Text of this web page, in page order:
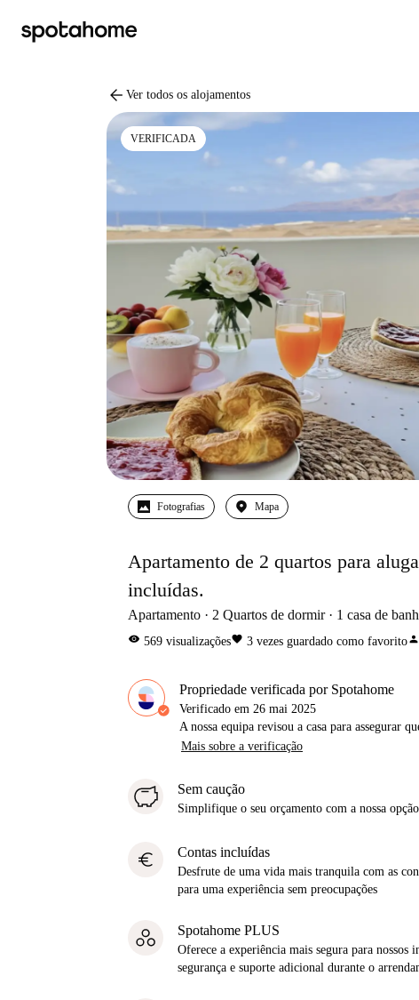
arrow_back Ver todos os alojamentos
VERIFICADA
Fotografias Mapa
Apartamento de 2 quartos para
incluídas.
Apartamento 2 Quartos de dormir 1 casa de
visibility 569 visualizaçõesfavorite 3 vezes guardado como favoritoperson
Propriedade verificada por Spotahome
Verificado em 26 mai 2025
A nossa equipa revisou a casa para assegurar
Mais sobre a verificação
Sem caução
Simplifique o seu orçamento com a nossa
euro Contas incluídas
Desfrute de uma vida mais tranquila com as
para uma experiência sem preocupações
Spotahome PLUS
Oferece a experiência mais segura para nossos
segurança e suporte adicional durante o